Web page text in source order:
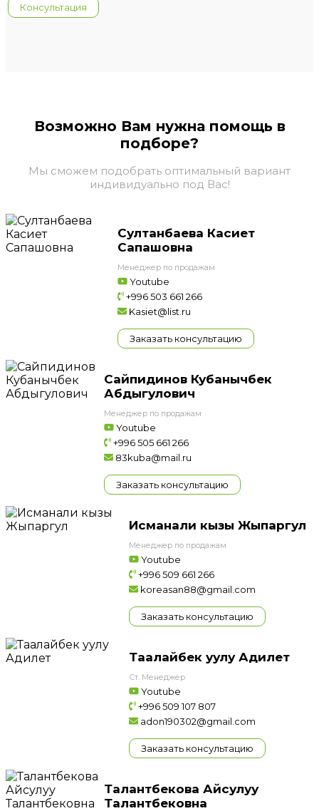
Консультация
Возможно Вам нужна помощь в
подборе?
Мы сможем подобрать оптимальный вариант
индивидуально под Вас!
Султанбаева Касиет
Сапашовна
Менеджер по продажам
Youtube
+996 503 661 266
Kasiet@list.ru
Заказать консультацию
Сайпидинов Кубанычбек
Абдыгулович
Менеджер по продажам
Youtube
+996 505 661 266
83kuba@mail.ru
Заказать консультацию
Исманали кызы Жыпаргул
Менеджер по продажам
Youtube
+996 509 661 266
koreasan88@gmail.com
Заказать консультацию
Таалайбек уулу Адилет
Ст. Менеджер
Youtube
+996 509 107 807
adon190302@gmail.com
Заказать консультацию
Талантбекова Айсулуу
Талантбековна